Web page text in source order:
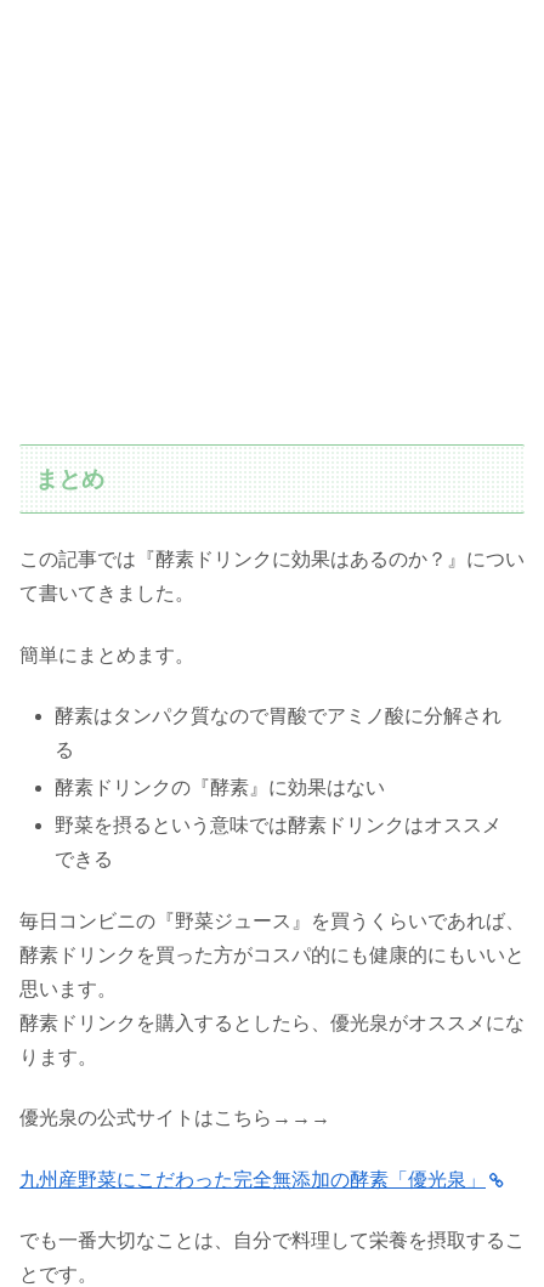
まとめ
この記事では『酵素ドリンクに効果はあるのか？』につい
て書いてきました。
簡単にまとめます。
酵素はタンパク質なので胃酸でアミノ酸に分解され
る
酵素ドリンクの『酵素』に効果はない
野菜を摂るという意味では酵素ドリンクはオススメ
できる
毎日コンビニの『野菜ジュース』を買うくらいであれば、
酵素ドリンクを買った方がコスパ的にも健康的にもいいと
思います。
酵素ドリンクを購入するとしたら、優光泉がオススメにな
ります。
優光泉の公式サイトはこちら→→→
九州産野菜にこだわった完全無添加の酵素「優光泉」
でも一番大切なことは、自分で料理して栄養を摂取するこ
とです。